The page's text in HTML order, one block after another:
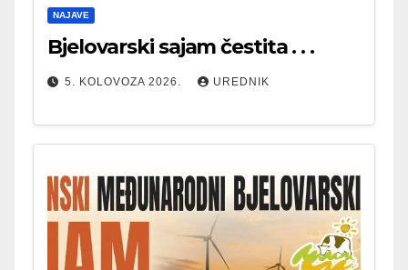
NAJAVE
Bjelovarski sajam čestita . . .
5. KOLOVOZA 2026. UREDNIK